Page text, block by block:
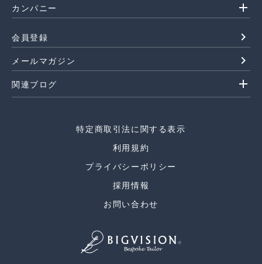
カンパニー add
会員登録 navigate_next
メールマガジン navigate_next
関連ブログ add
特定商取引法に関する表示
利用規約
プライバシーポリシー
採用情報
お問い合わせ